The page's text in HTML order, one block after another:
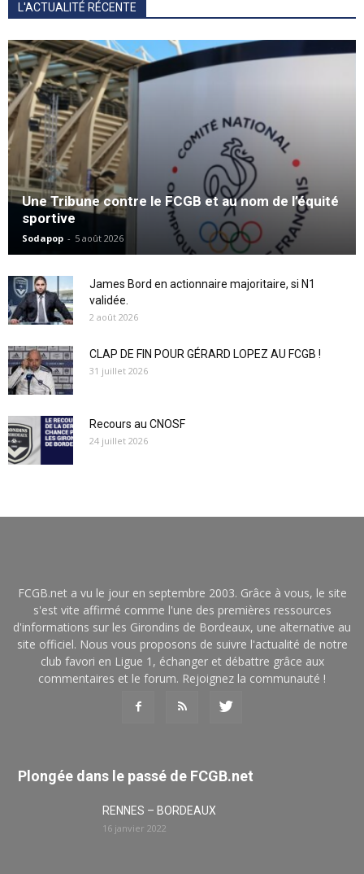
L'ACTUALITÉ RÉCENTE
Une Tribune contre le FCGB et au nom de l’équité
sportive
Sodapop - 5 août 2026
James Bord en actionnaire majoritaire, si N1
validée.
2 août 2026
CLAP DE FIN POUR GÉRARD LOPEZ AU FCGB !
31 juillet 2026
Recours au CNOSF
24 juillet 2026
FCGB.net a vu le jour en septembre 2003. Grâce à vous, le site
s'est vite affirmé comme l'une des premières ressources
d'informations sur les Girondins de Bordeaux, une alternative au
site officiel. Nous vous proposons de suivre l'actualité de notre
club favori en Ligue 1, échanger et débattre grâce aux
commentaires et le forum. Rejoignez la communauté !
Plongée dans le passé de FCGB.net
RENNES – BORDEAUX
16 janvier 2022